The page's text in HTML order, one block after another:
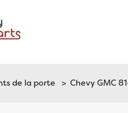
de la porte > Chevy GMC